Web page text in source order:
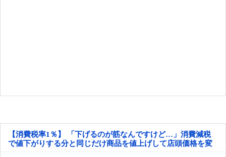
【消費税率1％】 「下げるのが筋なんですけど…」消費減税
で値下がりする分と同じだけ商品を値上げして店頭価格を変
えない店も